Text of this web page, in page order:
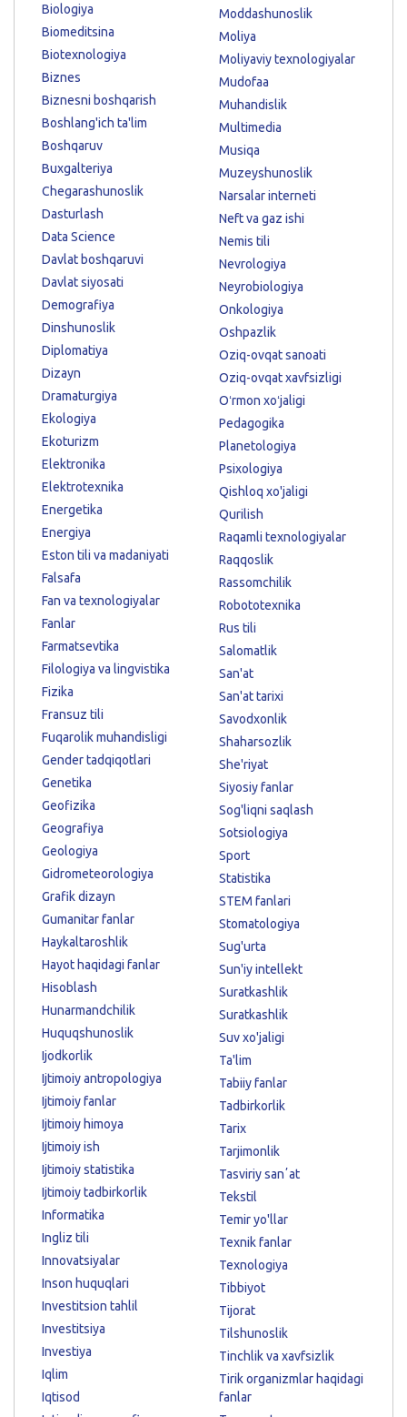
Biologiya
Biomeditsina
Biotexnologiya
Biznes
Biznesni boshqarish
Boshlang'ich ta'lim
Boshqaruv
Buxgalteriya
Chegarashunoslik
Dasturlash
Data Science
Davlat boshqaruvi
Davlat siyosati
Demografiya
Dinshunoslik
Diplomatiya
Dizayn
Dramaturgiya
Ekologiya
Ekoturizm
Elektronika
Elektrotexnika
Energetika
Energiya
Eston tili va madaniyati
Falsafa
Fan va texnologiyalar
Fanlar
Farmatsevtika
Filologiya va lingvistika
Fizika
Fransuz tili
Fuqarolik muhandisligi
Gender tadqiqotlari
Genetika
Geofizika
Geografiya
Geologiya
Gidrometeorologiya
Grafik dizayn
Gumanitar fanlar
Haykaltaroshlik
Hayot haqidagi fanlar
Hisoblash
Hunarmandchilik
Huquqshunoslik
Ijodkorlik
Ijtimoiy antropologiya
Ijtimoiy fanlar
Ijtimoiy himoya
Ijtimoiy ish
Ijtimoiy statistika
Ijtimoiy tadbirkorlik
Informatika
Ingliz tili
Innovatsiyalar
Inson huquqlari
Investitsion tahlil
Investitsiya
Investiya
Iqlim
Iqtisod
Moddashunoslik
Moliya
Moliyaviy texnologiyalar
Mudofaa
Muhandislik
Multimedia
Musiqa
Muzeyshunoslik
Narsalar interneti
Neft va gaz ishi
Nemis tili
Nevrologiya
Neyrobiologiya
Onkologiya
Oshpazlik
Oziq-ovqat sanoati
Oziq-ovqat xavfsizligi
Oʻrmon xoʻjaligi
Pedagogika
Planetologiya
Psixologiya
Qishloq xo'jaligi
Qurilish
Raqamli texnologiyalar
Raqqoslik
Rassomchilik
Robototexnika
Rus tili
Salomatlik
San'at
San'at tarixi
Savodxonlik
Shaharsozlik
She'riyat
Siyosiy fanlar
Sog'liqni saqlash
Sotsiologiya
Sport
Statistika
STEM fanlari
Stomatologiya
Sug'urta
Sun'iy intellekt
Suratkashlik
Suratkashlik
Suv xo'jaligi
Ta'lim
Tabiiy fanlar
Tadbirkorlik
Tarix
Tarjimonlik
Tasviriy sanʼat
Tekstil
Temir yo'llar
Texnik fanlar
Texnologiya
Tibbiyot
Tijorat
Tilshunoslik
Tinchlik va xavfsizlik
Tirik organizmlar haqidagi
fanlar